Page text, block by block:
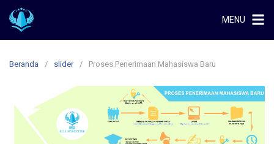
Langsung
ke
konten
MENU
Beranda slider Proses Penerimaan Mahasiswa Baru